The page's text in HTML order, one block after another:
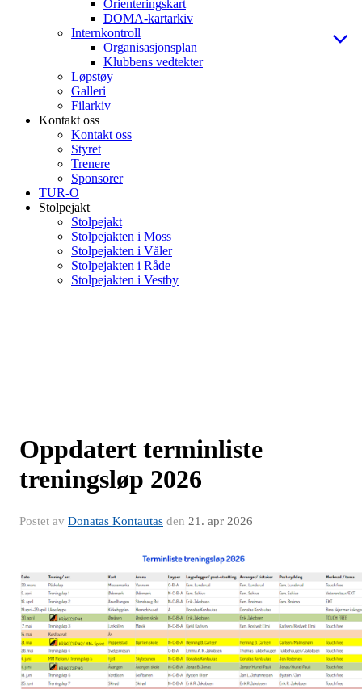
Orienteringskart
DOMA-kartarkiv
Internkontroll
Organisasjonsplan
Klubbens vedtekter
Løpstøy
Galleri
Filarkiv
Kontakt oss
Kontakt oss
Styret
Trenere
Sponsorer
TUR-O
Stolpejakt
Stolpejakt
Stolpejakten i Moss
Stolpejakten i Våler
Stolpejakten i Råde
Stolpejakten i Vestby
Oppdatert terminliste
treningsløp 2026
Postet av Donatas Kontautas den 21. apr 2026